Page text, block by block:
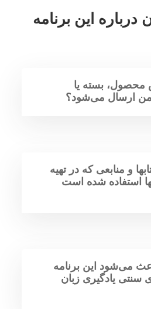
درباره این برنامه
محصول، بسته یا
ارسال می‌شود؟
و منابعی که در تهیه
استفاده شده است
می‌شود این برنامه
یادگیری زبان